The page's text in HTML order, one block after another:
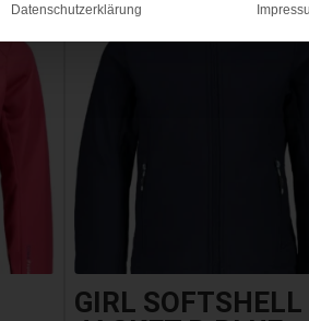
GIRL SOFTSHELL
Datenschutzerklärung